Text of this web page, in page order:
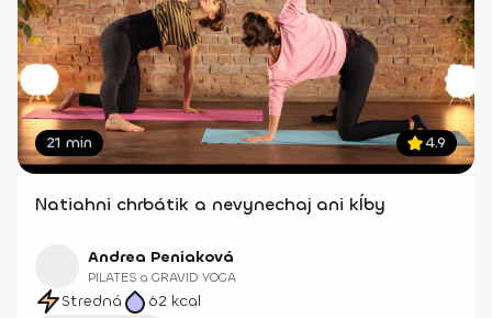
21 min 4.9
Natiahni chrbátik a nevynechaj ani kĺby
Andrea Peniaková
PILATES a GRAVID YOGA
Stredná 62 kcal